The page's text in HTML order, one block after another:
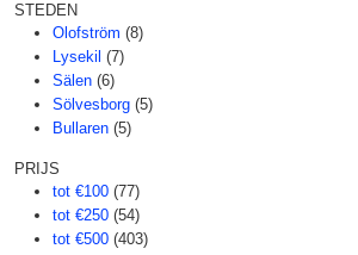
STEDEN
Olofström (8)
Lysekil (7)
Sälen (6)
Sölvesborg (5)
Bullaren (5)
PRIJS
tot €100 (77)
tot €250 (54)
tot €500 (403)